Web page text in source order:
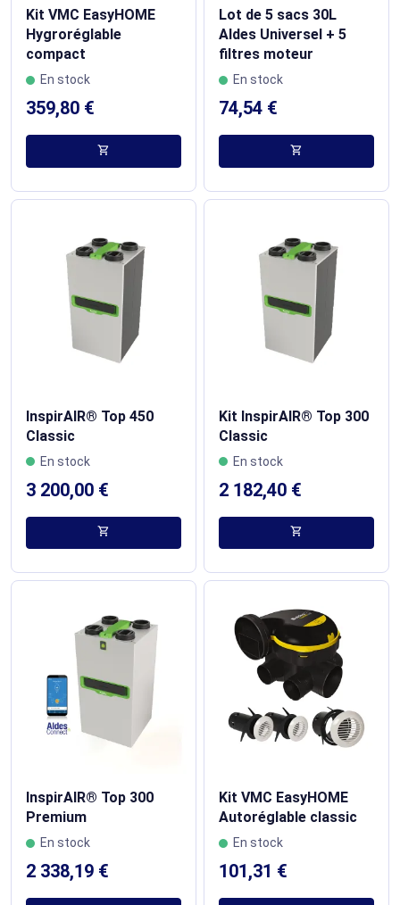
Kit VMC EasyHOME
Hygroréglable
compact
En stock
359,80 €
shopping_cart
Lot de 5 sacs 30L
Aldes Universel + 5
filtres moteur
En stock
74,54 €
shopping_cart
InspirAIR® Top 450
Classic
En stock
3 200,00 €
shopping_cart
Kit InspirAIR® Top 300
Classic
En stock
2 182,40 €
shopping_cart
InspirAIR® Top 300
Premium
En stock
2 338,19 €
Kit VMC EasyHOME
Autoréglable classic
En stock
101,31 €